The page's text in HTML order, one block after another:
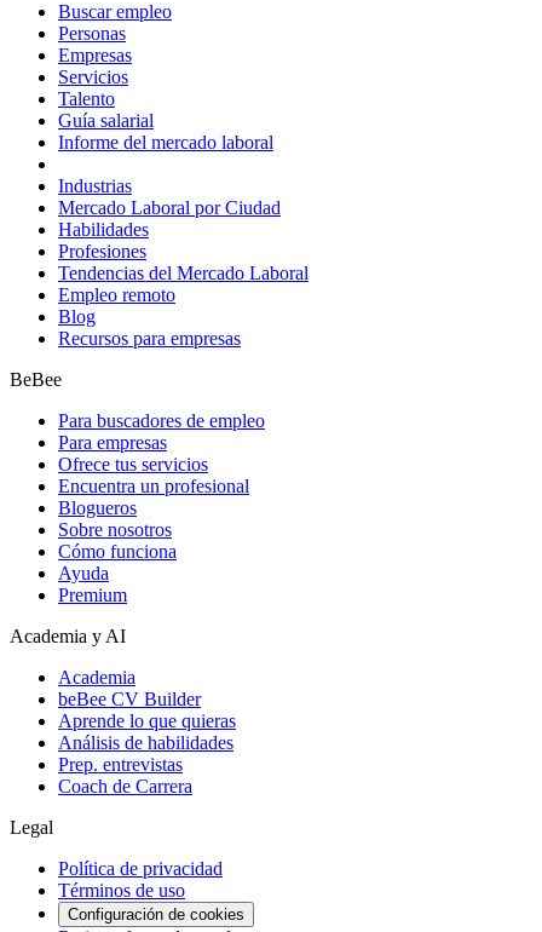
Buscar empleo
Personas
Empresas
Servicios
Talento
Guía salarial
Informe del mercado laboral
Industrias
Mercado Laboral por Ciudad
Habilidades
Profesiones
Tendencias del Mercado Laboral
Empleo remoto
Blog
Recursos para empresas
BeBee
Para buscadores de empleo
Para empresas
Ofrece tus servicios
Encuentra un profesional
Blogueros
Sobre nosotros
Cómo funciona
Ayuda
Premium
Academia y AI
Academia
beBee CV Builder
Aprende lo que quieras
Análisis de habilidades
Prep. entrevistas
Coach de Carrera
Legal
Política de privacidad
Términos de uso
Configuración de cookies